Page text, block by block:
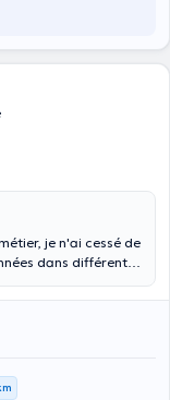
je n'ai cessé de
dans différents
à-Celles (Buzet)
le sport et la